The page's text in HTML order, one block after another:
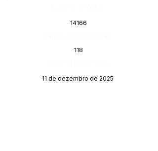
14166
118
11 de dezembro de 2025